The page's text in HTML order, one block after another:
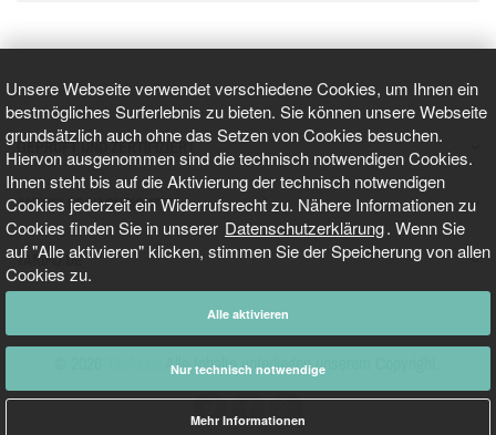
Unsere Webseite verwendet verschiedene Cookies, um Ihnen ein
bestmögliches Surferlebnis zu bieten. Sie können unsere Webseite
grundsätzlich auch ohne das Setzen von Cookies besuchen.
Hiervon ausgenommen sind die technisch notwendigen Cookies.
Ihnen steht bis auf die Aktivierung der technisch notwendigen
Cookies jederzeit ein Widerrufsrecht zu. Nähere Informationen zu
Cookies finden Sie in unserer Datenschutzerklärung. Wenn Sie
auf "Alle aktivieren" klicken, stimmen Sie der Speicherung von allen
Cookies zu.
Alle aktivieren
Nur technisch notwendige
Mehr Informationen
GEPRÜFT UND ZERTIFIZIERT
AKTUELLE NACHRICHTEN
TARIFO.DE
Alle Inhalte unterliegen unserem Copyright.